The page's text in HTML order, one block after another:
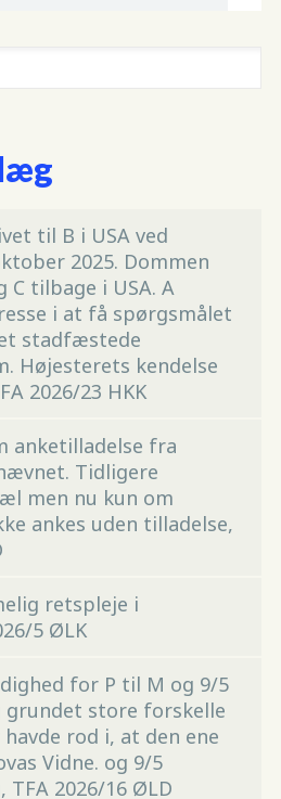
til B i USA ved
2025. Dommen
tilbage i USA. A
i at få spørgsmålet
stadfæstede
Højesterets kendelse
2026/23 HKK
anketilladelse fra
Tidligere
men nu kun om
ankes uden tilladelse,
retspleje i
5 ØLK
for P til M og 9/5
store forskelle
rod i, at den ene
Vidne. og 9/5
2026/16 ØLD